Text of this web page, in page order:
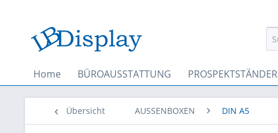
Home BÜROAUSSTATTUNG PROSPEKTSTÄNDER
Übersicht AUSSENBOXEN DIN A5